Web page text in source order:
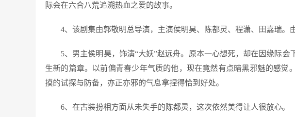
际会在六合八荒追溯热血之爱的故事。
4、该剧集由郭敬明总导演，主演侯明昊、陈都灵、程潇、田嘉瑞。
5、男主侯明昊，饰演“大妖”赵远舟。原本一心想死，却在因缘际会
生新的篇章。以前偏青春少年气质的他，现在竟然有点暗黑邪魅的感觉
摸的试探与防备，亦正亦邪的气息拿捏得恰到好处。
6、在古装扮相方面从未失手的陈都灵，这次依然美得让人很放心。